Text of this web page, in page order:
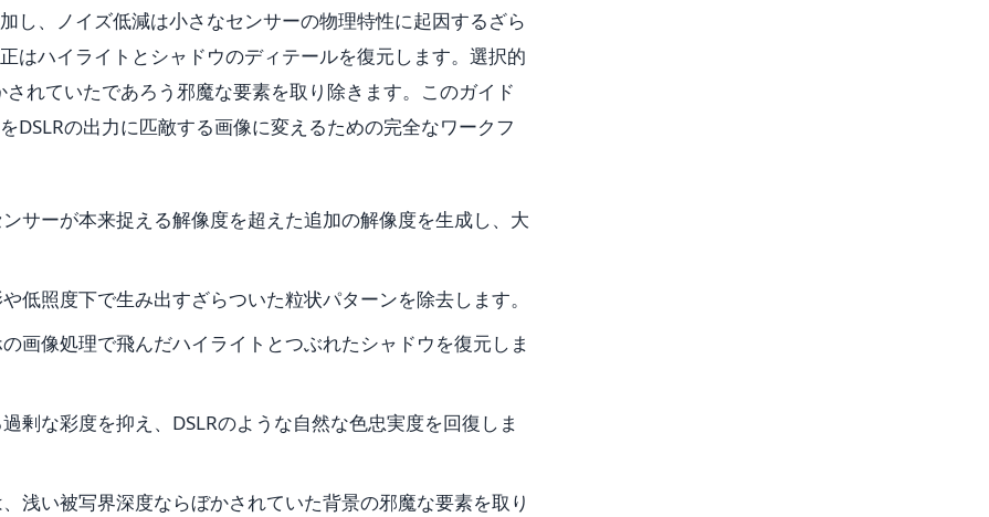
し、ノイズ低減は小さなセンサーの物理特性に起因するざら
はハイライトとシャドウのディテールを復元します。選択的
れていたであろう邪魔な要素を取り除きます。このガイド
DSLRの出力に匹敵する画像に変えるための完全なワークフ
サーが本来捉える解像度を超えた追加の解像度を生成し、大
低照度下で生み出すざらついた粒状パターンを除去します。
画像処理で飛んだハイライトとつぶれたシャドウを復元しま
剰な彩度を抑え、DSLRのような自然な色忠実度を回復しま
浅い被写界深度ならぼかされていた背景の邪魔な要素を取り